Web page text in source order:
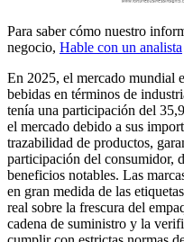
Para saber cómo nuestro
negocio, Hable con un analista
En 2025, el mercado mundial
bebidas en términos de
tenía una participación del
el mercado debido a sus
trazabilidad de productos,
participación del consumidor,
beneficios notables. Las
en gran medida de las
real sobre la frescura del
cadena de suministro y la